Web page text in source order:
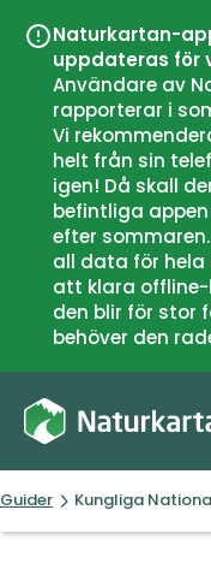
Naturkartan-
uppdateras för
Användare av
rapporterar i
Vi
helt från sin
igen! Då skall
befintliga
efter
all data för
att klara
den blir för stor
behöver den
Guider Kungliga